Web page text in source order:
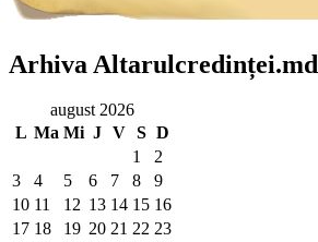
Arhiva Altarulcredinței.md
august 2026
L Ma Mi J V S D
1
2
3
4 5 6 7 8
9
10 11 12 13 14 15 16
17 18 19 20 21 22 23